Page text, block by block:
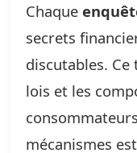
Chaque
secrets
discutables. Ce
lois et les
mécanismes